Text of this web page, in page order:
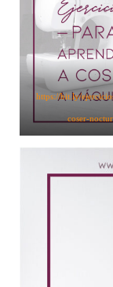
https://bit.ly/
coser-